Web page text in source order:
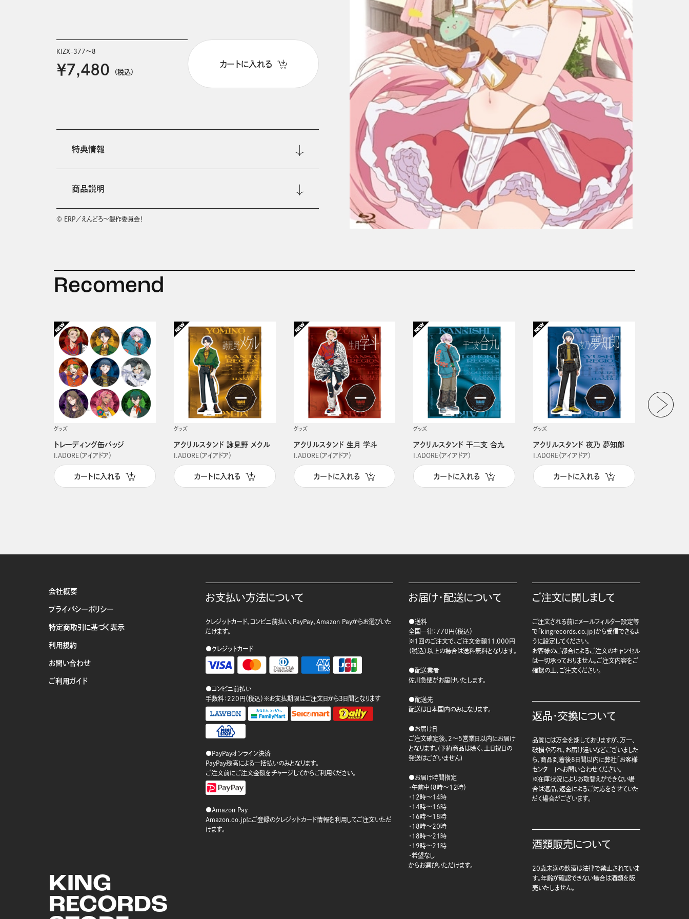
KIZX-377～8
￥7,480 (税込)
カートに入れる
特典情報
商品説明
© ERP／えんどろ～製作委員会！
Recomend
グッズ
トレーディング缶バッジ
I.ADORE（アイアドア）
カートに入れる
グッズ
アクリルスタンド 詠見野 メクル
I.ADORE（アイアドア）
カートに入れる
グッズ
アクリルスタンド 生月 学斗
I.ADORE（アイアドア）
カートに入れる
グッズ
アクリルスタンド 干二支 合九
I.ADORE（アイアドア）
カートに入れる
グッズ
アクリルスタンド 夜乃 夢知郎
I.ADORE（アイアドア）
カートに入れる
会社概要
プライバシーポリシー
特定商取引に基づく表示
利用規約
お問い合わせ
ご利用ガイド
KING
RECORDS
お支払い方法について
クレジットカード、コンビニ前払い、PayPay、Amazon Payからお選びいた
だけます。
●クレジットカード
●コンビニ前払い
手数料：220円（税込）※お支払期限はご注文日から3日間となります
●PayPayオンライン決済
PayPay残高による一括払いのみとなります。
ご注文前にご注文金額をチャージしてからご利用ください。
●Amazon Pay
Amazon.co.jpにご登録のクレジットカード情報を利用してご注文いただ
けます。
お届け・配送について
●送料
全国一律：770円（税込）
※1回のご注文で、ご注文金額11,000円
（税込）以上の場合は送料無料となります。
●配送業者
佐川急便がお届けいたします。
●配送先
配送は日本国内のみになります。
●お届け日
ご注文確定後、2～5営業日以内にお届け
となります。(予約商品は除く、土日祝日の
発送はございません)
●お届け時間指定
・午前中（8時～12時）
・12時～14時
・14時～16時
・16時～18時
・18時～20時
・18時～21時
・19時～21時
・希望なし
からお選びいただけます。
ご注文に関しまして
ご注文される前にメールフィルター設定等
で「kingrecords.co.jp」から受信できるよ
うに設定してください。
お客様のご都合によるご注文のキャンセル
は一切承っておりません。ご注文内容をご
確認の上、ご注文ください。
返品・交換について
品質には万全を期しておりますが、万一、
破損や汚れ、お届け違いなどございました
ら、商品到着後8日間以内に弊社「お客様
センター」へお問い合わせください。
※在庫状況によりお取替えができない場
合は返品、返金によるご対応をさせていた
だく場合がございます。
酒類販売について
20歳未満の飲酒は法律で禁止されていま
す。年齢が確認できない場合は酒類を販
売いたしません。